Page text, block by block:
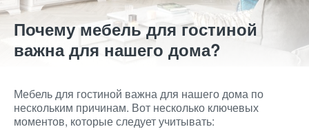
Почему мебель для гостиной
важна для нашего дома?
Мебель для гостиной важна для нашего дома по
нескольким причинам. Вот несколько ключевых
моментов, которые следует учитывать: